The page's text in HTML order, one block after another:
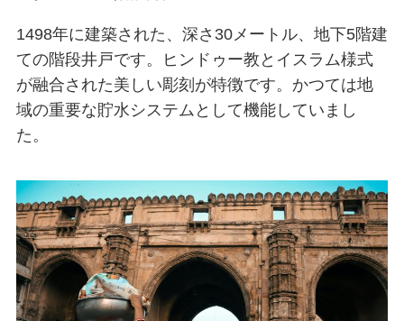
1498年に建築された、深さ30メートル、地下5階建
ての階段井戸です。ヒンドゥー教とイスラム様式
が融合された美しい彫刻が特徴です。かつては地
域の重要な貯水システムとして機能していまし
た。